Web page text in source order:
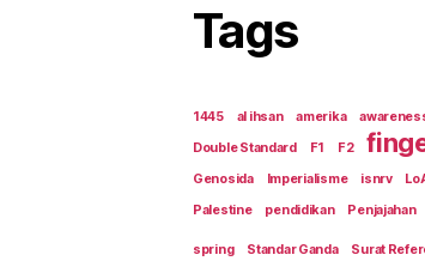
Tags
1445 al ihsan amerika
Double Standard
F1 F2
Genosida
Imperialisme isnrv
Palestine pendidikan Penjajahan
spring Standar Ganda Surat